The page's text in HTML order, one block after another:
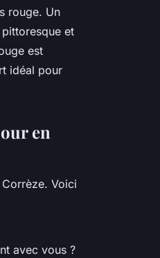
rouge. Un
et
est
idéal pour
en
Voici
avec vous ?